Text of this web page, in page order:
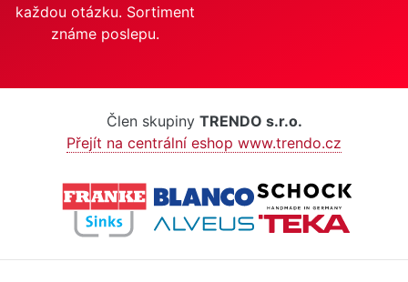
každou otázku. Sortiment
známe poslepu.
Člen skupiny TRENDO s.r.o.
Přejít na centrální eshop www.trendo.cz